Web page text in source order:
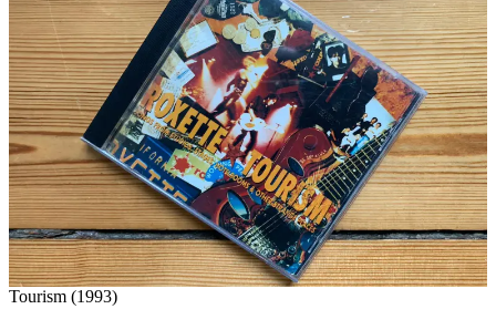
Tourism (1993)